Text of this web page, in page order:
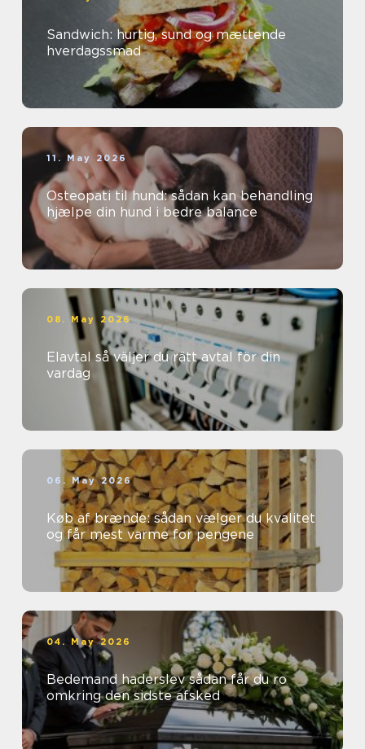
Sandwich: hurtig, sund og mættende
hverdagssmad
11. May 2026
Osteopati til hund: sådan kan behandling
hjælpe din hund i bedre balance
08. May 2026
Elavtal så väljer du rätt avtal för din
vardag
06. May 2026
Køb af brænde: sådan vælger du kvalitet
og får mest varme for pengene
04. May 2026
Bedemand haderslev sådan får du ro
omkring den sidste afsked